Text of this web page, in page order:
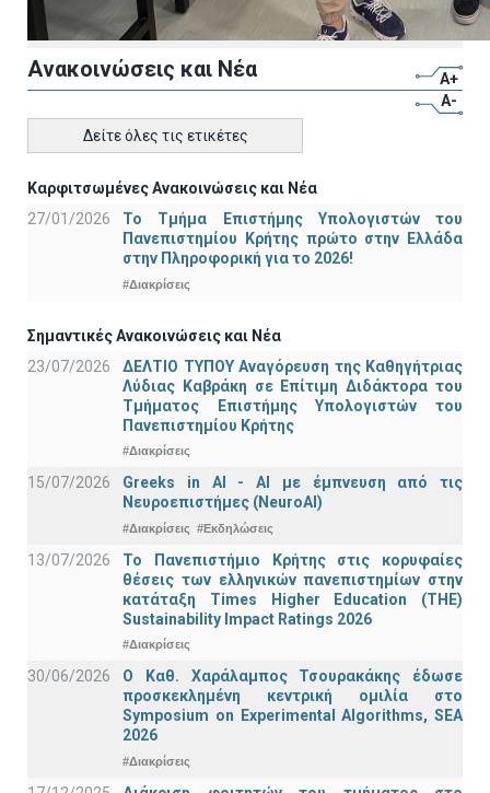
Ανακοινώσεις και Νέα
A+
A-
Δείτε όλες τις ετικέτες
Καρφιτσωμένες Ανακοινώσεις και Νέα
27/01/2026
Το Τμήμα Επιστήμης Υπολογιστών του
Πανεπιστημίου Κρήτης πρώτο στην Ελλάδα
στην Πληροφορική για το 2026!
#Διακρίσεις
Σημαντικές Ανακοινώσεις και Νέα
23/07/2026
ΔΕΛΤΙΟ ΤΥΠΟΥ Αναγόρευση της Καθηγήτριας
Λύδιας Καβράκη σε Επίτιμη Διδάκτορα του
Τμήματος Επιστήμης Υπολογιστών του
Πανεπιστημίου Κρήτης
#Διακρίσεις
15/07/2026
Greeks in AI - ΑΙ με έμπνευση από τις
Νευροεπιστήμες (NeuroAI)
#Διακρίσεις #Εκδηλώσεις
13/07/2026
Το Πανεπιστήμιο Κρήτης στις κορυφαίες
θέσεις των ελληνικών πανεπιστημίων στην
κατάταξη Times Higher Education (ΤΗΕ)
Sustainability Impact Ratings 2026
#Διακρίσεις
30/06/2026
Ο Καθ. Χαράλαμπος Τσουρακάκης έδωσε
προσκεκλημένη κεντρική ομιλία στο
Symposium on Experimental Algorithms, SEA
2026
#Διακρίσεις